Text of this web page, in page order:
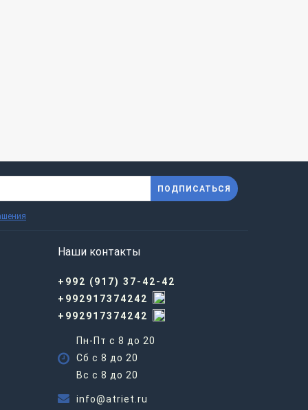
ПОДПИСАТЬСЯ
Наши контакты
+992 (917) 37-42-42
+992917374242
+992917374242
Пн-Пт с 8 до 20
Сб с 8 до 20
Вс c 8 до 20
info@atriet.ru